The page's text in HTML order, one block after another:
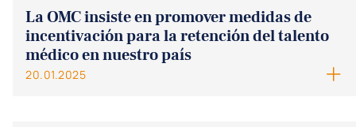
La OMC insiste en promover medidas de
incentivación para la retención del talento
médico en nuestro país
20.01.2025